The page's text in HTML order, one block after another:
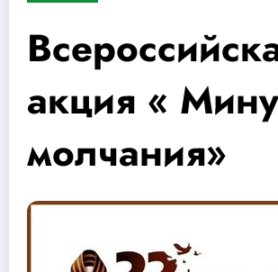
акция «
молчания»